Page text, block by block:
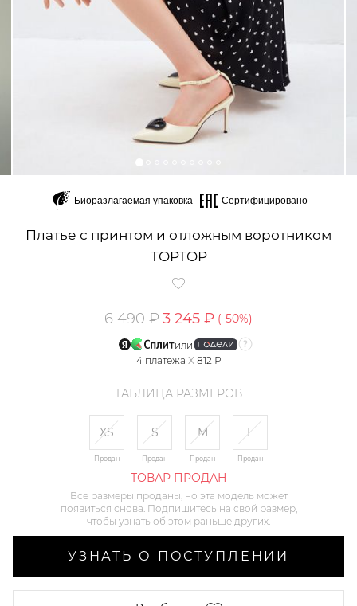
Биоразлагаемая упаковка Сертифицировано
Платье с принтом и отложным воротником
TOPTOP
6 490 ₽3 245 ₽ (-50%)
или
4 платежа X 812 ₽
ТАБЛИЦА РАЗМЕРОВ
XS
Продан
S
Продан
M
Продан
L
Продан
ТОВАР ПРОДАН
Все размеры проданы, но эта модель может
появиться снова. Подпишитесь на свой размер,
чтобы узнать об этом раньше других.
УЗНАТЬ О ПОСТУПЛЕНИИ